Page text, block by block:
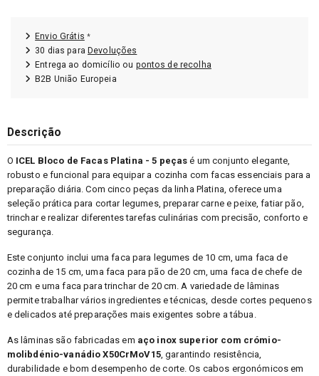
Envio Grátis *
30 dias para Devoluções
Entrega ao domicílio ou pontos de recolha
B2B União Europeia
Descrição
O ICEL Bloco de Facas Platina - 5 peças é um conjunto elegante,
robusto e funcional para equipar a cozinha com facas essenciais para a
preparação diária. Com cinco peças da linha Platina, oferece uma
seleção prática para cortar legumes, preparar carne e peixe, fatiar pão,
trinchar e realizar diferentes tarefas culinárias com precisão, conforto e
segurança.
Este conjunto inclui uma faca para legumes de 10 cm, uma faca de
cozinha de 15 cm, uma faca para pão de 20 cm, uma faca de chefe de
20 cm e uma faca para trinchar de 20 cm. A variedade de lâminas
permite trabalhar vários ingredientes e técnicas, desde cortes pequenos
e delicados até preparações mais exigentes sobre a tábua.
As lâminas são fabricadas em aço inox superior com crómio-
molibdénio-vanádio X50CrMoV15, garantindo resistência,
durabilidade e bom desempenho de corte. Os cabos ergonómicos em